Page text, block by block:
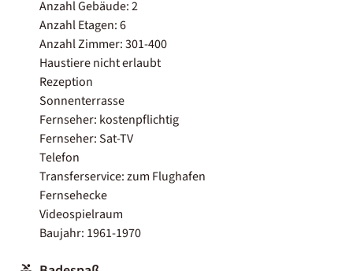
Anzahl Gebäude: 2
Anzahl Etagen: 6
Anzahl Zimmer: 301-400
Haustiere nicht erlaubt
Rezeption
Sonnenterrasse
Fernseher: kostenpflichtig
Fernseher: Sat-TV
Telefon
Transferservice: zum Flughafen
Fernsehecke
Videospielraum
Baujahr: 1961-1970